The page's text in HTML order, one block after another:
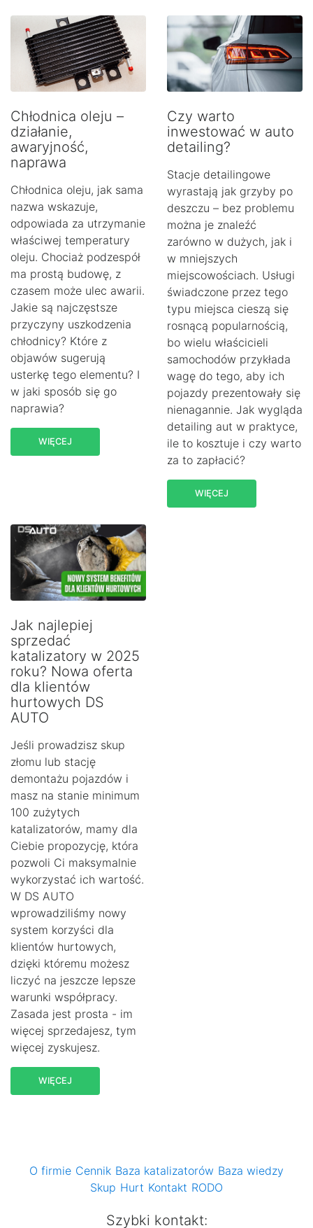
Chłodnica oleju –
działanie,
awaryjność,
naprawa
Chłodnica oleju, jak sama
nazwa wskazuje,
odpowiada za utrzymanie
właściwej temperatury
oleju. Chociaż podzespół
ma prostą budowę, z
czasem może ulec awarii.
Jakie są najczęstsze
przyczyny uszkodzenia
chłodnicy? Które z
objawów sugerują
usterkę tego elementu? I
w jaki sposób się go
naprawia?
WIĘCEJ
Czy warto
inwestować w auto
detailing?
Stacje detailingowe
wyrastają jak grzyby po
deszczu – bez problemu
można je znaleźć
zarówno w dużych, jak i
w mniejszych
miejscowościach. Usługi
świadczone przez tego
typu miejsca cieszą się
rosnącą popularnością,
bo wielu właścicieli
samochodów przykłada
wagę do tego, aby ich
pojazdy prezentowały się
nienagannie. Jak wygląda
detailing aut w praktyce,
ile to kosztuje i czy warto
za to zapłacić?
WIĘCEJ
Jak najlepiej
sprzedać
katalizatory w 2025
roku? Nowa oferta
dla klientów
hurtowych DS
AUTO
Jeśli prowadzisz skup
złomu lub stację
demontażu pojazdów i
masz na stanie minimum
100 zużytych
katalizatorów, mamy dla
Ciebie propozycję, która
pozwoli Ci maksymalnie
wykorzystać ich wartość.
W DS AUTO
wprowadziliśmy nowy
system korzyści dla
klientów hurtowych,
dzięki któremu możesz
liczyć na jeszcze lepsze
warunki współpracy.
Zasada jest prosta - im
więcej sprzedajesz, tym
więcej zyskujesz.
WIĘCEJ
O firmie Cennik Baza katalizatorów Baza wiedzy
Skup Hurt Kontakt RODO
Szybki kontakt: